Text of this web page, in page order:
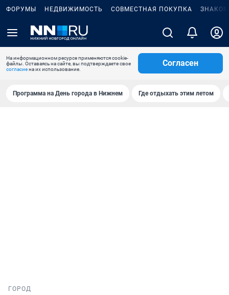
ФОРУМЫ НЕДВИЖИМОСТЬ СОВМЕСТНАЯ ПОКУПКА
На информационном ресурсе применяются cookie-
файлы. Оставаясь на сайте, вы подтверждаете свое
согласиена их использование.
Согласен
Программа на День города в Нижнем Где отдыхать этим летом
ГОРОД